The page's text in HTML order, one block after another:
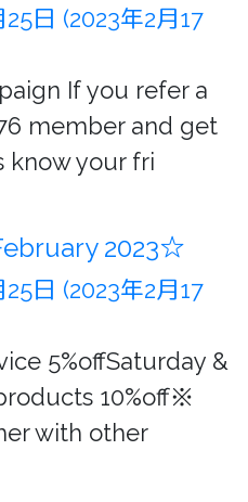
25日 (2023年2月17
If you refer a
member and get
know your fri
2023☆
25日 (2023年2月17
5%offSaturday &
10%off※
with other